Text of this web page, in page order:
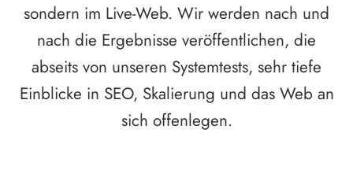
sondern im Live-Web. Wir werden nach und
nach die Ergebnisse veröffentlichen, die
abseits von unseren Systemtests, sehr tiefe
Einblicke in SEO, Skalierung und das Web an
sich offenlegen.